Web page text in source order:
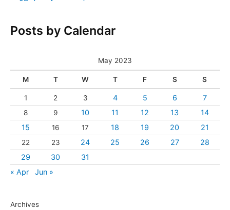
Posts by Calendar
May 2023
M T W T F S S
1 2 3 4 5 6 7
8 9 10 11 12 13
14
15
16 17 18 19 20 21
22 23 24 25 26 27
28
29
30
31
« Apr
Jun »
Archives